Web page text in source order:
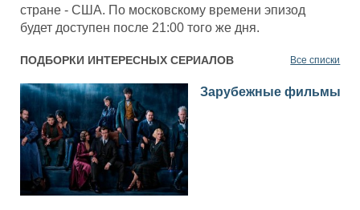
стране - США. По московскому времени эпизод
будет доступен после 21:00 того же дня.
ПОДБОРКИ ИНТЕРЕСНЫХ СЕРИАЛОВ Все списки
Зарубежные фильмы